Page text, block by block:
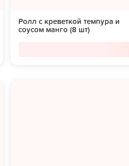
Ролл с креветкой темпура и
соусом манго (8 шт)